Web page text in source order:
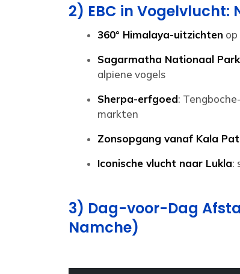
2) EBC in
360° Himalaya-uitzichten
Sagarmatha Nationaal Park
alpiene vogels
Sherpa-erfgoed:
markten
Zonsopgang vanaf Kala
Iconische vlucht naar Lukla:
3) Dag-voor-Dag
Namche)